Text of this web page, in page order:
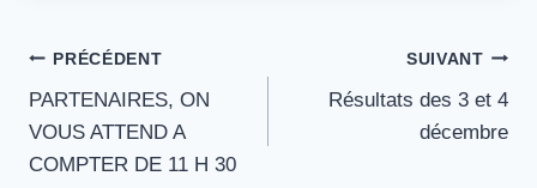
Navigation
de
l’article
PRÉCÉDENT
PARTENAIRES, ON
VOUS ATTEND A
COMPTER DE 11 H 30
SUIVANT
Résultats des 3 et 4
décembre